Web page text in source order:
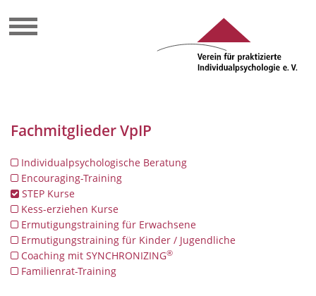
Fachmitglieder VpIP
Individualpsychologische Beratung
Encouraging-Training
STEP Kurse
Kess-erziehen Kurse
Ermutigungstraining für Erwachsene
Ermutigungstraining für Kinder / Jugendliche
Coaching mit SYNCHRONIZING®
Familienrat-Training